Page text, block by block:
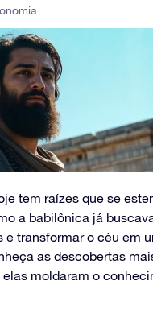
tem raízes que se
a babilônica já
transformar o céu em
as descobertas
moldaram o